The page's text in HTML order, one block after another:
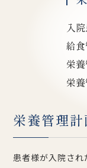
入
給
栄
栄
栄養管理
患者様が入院さ